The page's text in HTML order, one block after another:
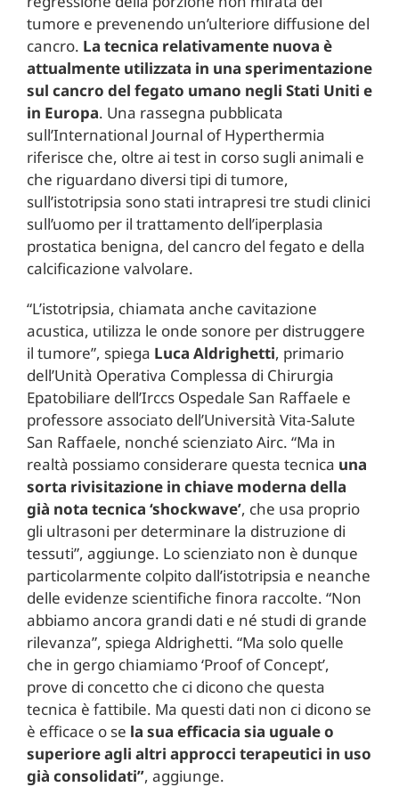
tumore e prevenendo un’ulteriore diffusione del
cancro. La tecnica relativamente nuova è
attualmente utilizzata in una sperimentazione
sul cancro del fegato umano negli Stati Uniti e
in Europa. Una rassegna pubblicata
sull’International Journal of Hyperthermia
riferisce che, oltre ai test in corso sugli animali e
che riguardano diversi tipi di tumore,
sull’istotripsia sono stati intrapresi tre studi clinici
sull’uomo per il trattamento dell’iperplasia
prostatica benigna, del cancro del fegato e della
calcificazione valvolare.
“L’istotripsia, chiamata anche cavitazione
acustica, utilizza le onde sonore per distruggere
il tumore”, spiega Luca Aldrighetti, primario
dell’Unità Operativa Complessa di Chirurgia
Epatobiliare dell’Irccs Ospedale San Raffaele e
professore associato dell’Università Vita-Salute
San Raffaele, nonché scienziato Airc. “Ma in
realtà possiamo considerare questa tecnica una
sorta rivisitazione in chiave moderna della
già nota tecnica ‘shockwave’, che usa proprio
gli ultrasoni per determinare la distruzione di
tessuti”, aggiunge. Lo scienziato non è dunque
particolarmente colpito dall’istotripsia e neanche
delle evidenze scientifiche finora raccolte. “Non
abbiamo ancora grandi dati e né studi di grande
rilevanza”, spiega Aldrighetti. “Ma solo quelle
che in gergo chiamiamo ‘Proof of Concept’,
prove di concetto che ci dicono che questa
tecnica è fattibile. Ma questi dati non ci dicono se
è efficace o se la sua efficacia sia uguale o
superiore agli altri approcci terapeutici in uso
già consolidati”, aggiunge.